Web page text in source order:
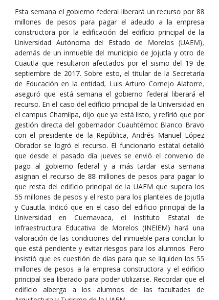
Esta semana el gobierno federal liberará un recurso por 88
millones de pesos para pagar el adeudo a la empresa
constructora por la edificación del edificio principal de la
Universidad Autónoma del Estado de Morelos (UAEM),
además de un inmueble del municipio de Jojutla y otro de
Cuautla que resultaron afectados por el sismo del 19 de
septiembre de 2017. Sobre esto, el titular de la Secretaría
de Educación en la entidad, Luis Arturo Cornejo Alatorre,
aseguró que está semana el gobierno federal liberará el
recurso. En el caso del edificio principal de la Universidad en
el campus Chamilpa, dijo que ya está listo, y refirió que por
gestión directa del gobernador Cuauhtémoc Blanco Bravo
con el presidente de la República, Andrés Manuel López
Obrador se logró el recurso. El funcionario estatal detalló
que desde el pasado día jueves se envió el convenio de
pago al gobierno federal y a más tardar esta semana
asignan el recurso de 88 millones de pesos para pagar lo
que resta del edificio principal de la UAEM que supera los
55 millones de pesos y el resto para los planteles de Jojutla
y Cuautla. Indicó que en el caso del edificio principal de la
Universidad en Cuernavaca, el Instituto Estatal de
Infraestructura Educativa de Morelos (INEIEM) hará una
valoración de las condiciones del inmueble para concluir lo
que está pendiente y evitar riesgos para los alumnos. Pero
insistió que es cuestión de días para que se liquiden los 55
millones de pesos a la empresa constructora y el edificio
principal sea liberado para poder utilizarse. Recordar que el
edificio alberga a los alumnos de las facultades de